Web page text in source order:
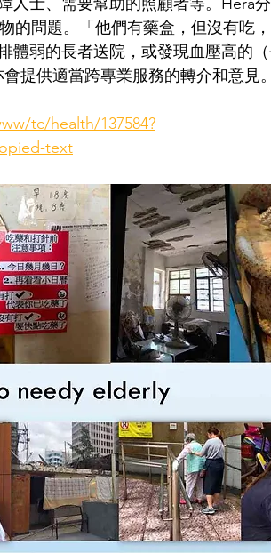
的問題。「他們有藥盒，但沒有吃
體弱的長者送院，或發現血壓高的
提供適當跨專業服務的轉介和意見
tc/health/137584?
text